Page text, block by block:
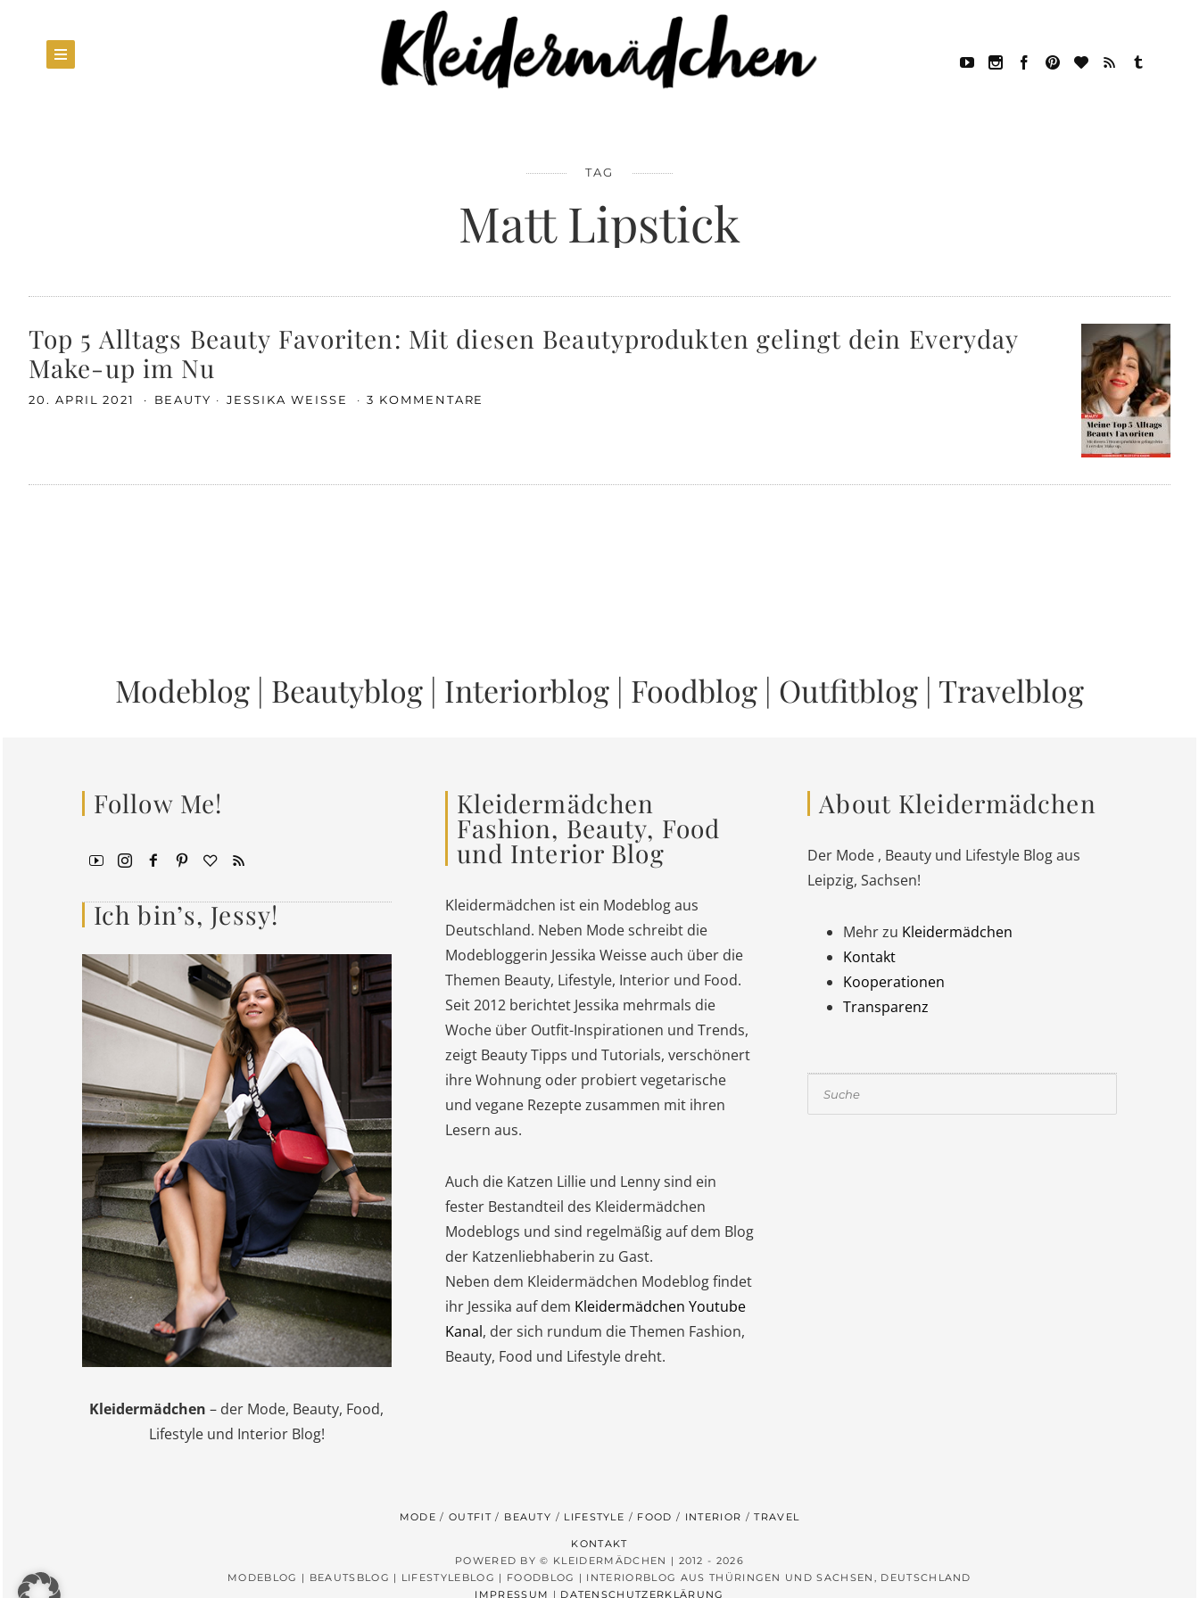
TAG
Matt Lipstick
Top 5 Alltags Beauty Favoriten: Mit diesen Beautyprodukten gelingt dein Everyday
Make-up im Nu
20. APRIL 2021 BEAUTY JESSIKA WEISSE 3 KOMMENTARE
Modeblog | Beautyblog | Interiorblog | Foodblog | Outfitblog | Travelblog
Follow Me!
Ich bin’s, Jessy!
Kleidermädchen – der Mode, Beauty, Food,
Lifestyle und Interior Blog!
Kleidermädchen
Fashion, Beauty, Food
und Interior Blog
Kleidermädchen ist ein Modeblog aus
Deutschland. Neben Mode schreibt die
Modebloggerin Jessika Weisse auch über die
Themen Beauty, Lifestyle, Interior und Food.
Seit 2012 berichtet Jessika mehrmals die
Woche über Outfit-Inspirationen und Trends,
zeigt Beauty Tipps und Tutorials, verschönert
ihre Wohnung oder probiert vegetarische
und vegane Rezepte zusammen mit ihren
Lesern aus.
Auch die Katzen Lillie und Lenny sind ein
fester Bestandteil des Kleidermädchen
Modeblogs und sind regelmäßig auf dem Blog
der Katzenliebhaberin zu Gast.
Neben dem Kleidermädchen Modeblog findet
ihr Jessika auf dem Kleidermädchen Youtube
Kanal, der sich rundum die Themen Fashion,
Beauty, Food und Lifestyle dreht.
About Kleidermädchen
Der Mode , Beauty und Lifestyle Blog aus
Leipzig, Sachsen!
Mehr zu Kleidermädchen
Kontakt
Kooperationen
Transparenz
Suchen
MODE OUTFIT BEAUTY LIFESTYLE FOOD INTERIOR TRAVEL
KONTAKT
POWERED BY © KLEIDERMÄDCHEN | 2012 - 2026
MODEBLOG | BEAUTSBLOG | LIFESTYLEBLOG | FOODBLOG | INTERIORBLOG AUS THÜRINGEN UND SACHSEN, DEUTSCHLAND
IMPRESSUM | DATENSCHUTZERKLÄRUNG